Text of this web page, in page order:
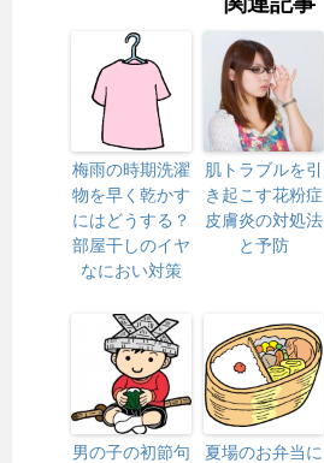
梅雨の時期洗濯
物を早く乾かす
にはどうする？
部屋干しのイヤ
なにおい対策
肌トラブルを引
き起こす花粉症
皮膚炎の対処法
と予防
男の子の初節句
夏場のお弁当に